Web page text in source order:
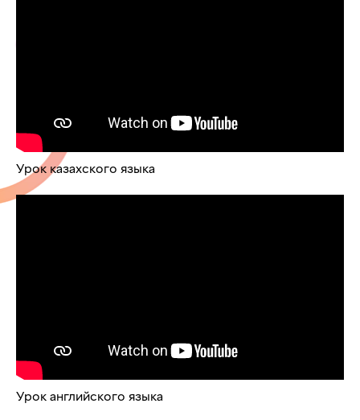
Урок казахского языка
Урок английского языка